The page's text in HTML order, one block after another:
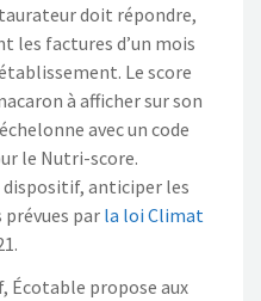
doit répondre,
les factures d’un mois
L e score
à affichersur son
avecun code
le Nutri-score.
anticiper les
prévues parla loi Climat
Écotable propose aux